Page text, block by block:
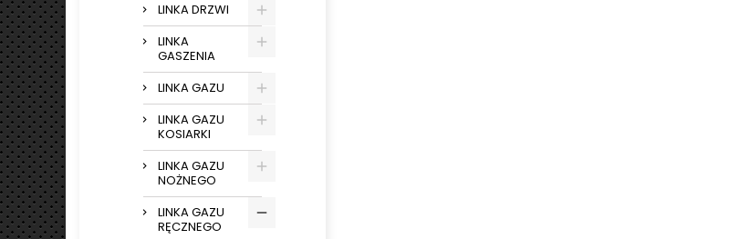
LINKA DRZWI
LINKA
GASZENIA
LINKA GAZU
LINKA GAZU
KOSIARKI
LINKA GAZU
NOŻNEGO
LINKA GAZU
RĘCZNEGO